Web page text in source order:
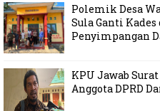
Polemik Desa
Sula Ganti
Penyimpangan
KPU Jawab
Anggota DPRD